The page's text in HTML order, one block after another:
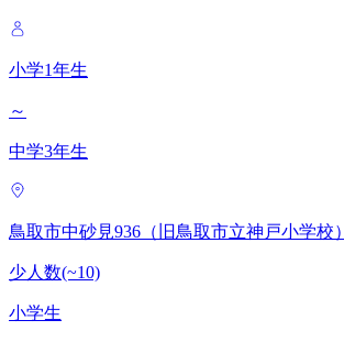
小学1年生
～
中学3年生
鳥取市中砂見936（旧鳥取市立神戸小学校）
少人数(~10)
小学生